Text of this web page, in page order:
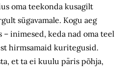
oma teekonda kusagilt
sügavamale. Kogu aeg
– inimesed, keda nad oma teel
hirmsamaid kuritegusid.
et ta ei kuulu päris põhja,